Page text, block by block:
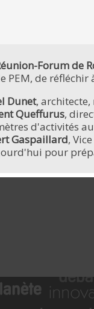
Forum de
PEM, de
Dunet,
Queffurus,
d'activités
Gaspaillard,
pour